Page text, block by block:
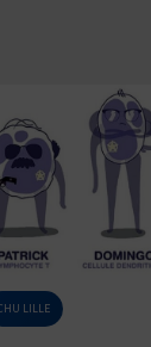
LILLE